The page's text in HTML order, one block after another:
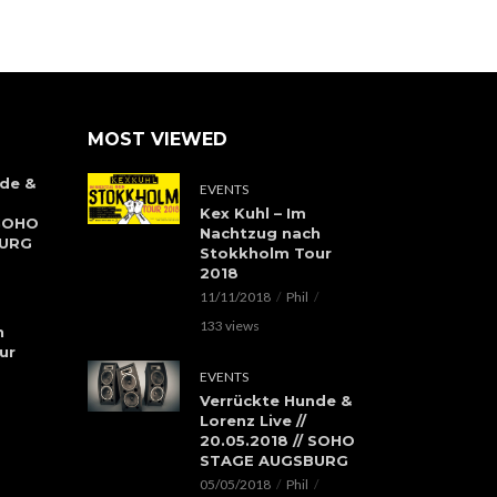
&
MOST VIEWED
EVENTS
Kex Kuhl – Im
Nachtzug nach
Stokkholm Tour
2018
11/11/2018
Phil
133 views
EVENTS
Verrückte Hunde &
Lorenz Live //
20.05.2018 // SOHO
STAGE AUGSBURG
05/05/2018 Phil